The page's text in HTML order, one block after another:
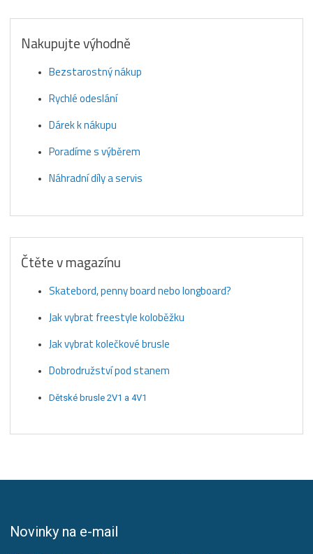
Nakupujte výhodně
Bezstarostný nákup
Rychlé odeslání
Dárek k nákupu
Poradíme s výběrem
Náhradní díly a servis
Čtěte v magazínu
Skatebord, penny board nebo longboard?
Jak vybrat freestyle koloběžku
Jak vybrat kolečkové brusle
Dobrodružství pod stanem
Dětské brusle 2V1 a 4V1
Novinky na e-mail